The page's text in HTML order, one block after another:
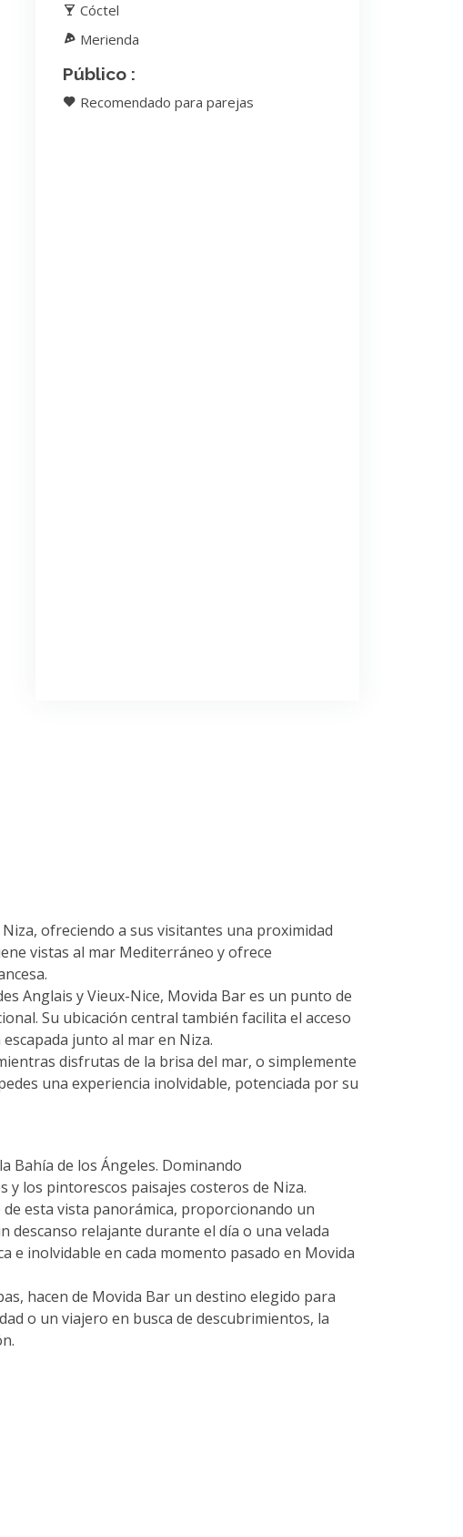
Cóctel
Merienda
Público :
Recomendado para parejas
ofreciendo a sus visitantes una proximidad
vistas al mar Mediterráneo y ofrece
Anglais y Vieux-Nice, Movida Bar es un punto de
Su ubicación central también facilita el acceso
junto al mar en Niza.
disfrutas de la brisa del mar, o simplemente
una experiencia inolvidable, potenciada por su
Bahía de los Ángeles. Dominando
y los pintorescos paisajes costeros de Niza.
esta vista panorámica, proporcionando un
descanso relajante durante el día o una velada
e inolvidable en cada momento pasado en Movida
hacen de Movida Bar un destino elegido para
o un viajero en busca de descubrimientos, la